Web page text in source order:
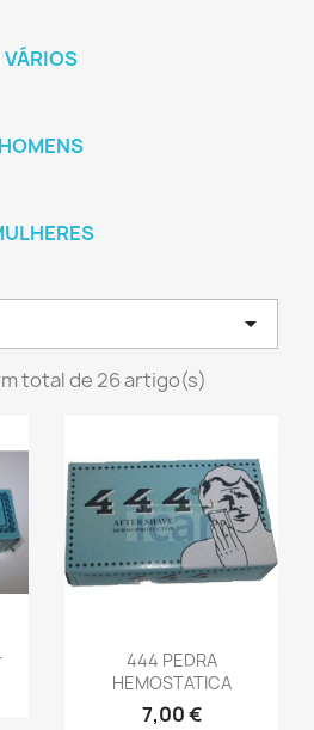
VÁRIOS
HOMENS

total de 26 artigo(s)
444 PEDRA
HEMOSTATICA
7,00 €